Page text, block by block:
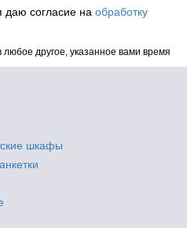
даю согласие на обработку
другое, указанное вами время
шкафы